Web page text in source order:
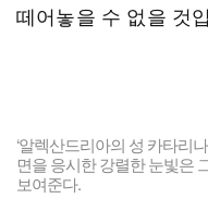
떼어놓을 수 없을 것
‘알렉산드리아의 성 카타리
면을 응시한 강렬한 눈빛은
보여준다.